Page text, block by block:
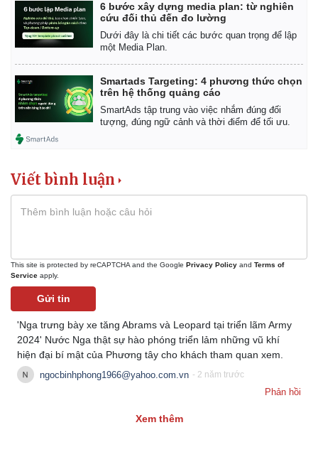
6 bước xây dựng media plan: từ nghiên
cứu đối thủ đến đo lường
Dưới đây là chi tiết các bước quan trọng để lập
một Media Plan.
Smartads Targeting: 4 phương thức chọn
trên hệ thống quảng cáo
SmartAds tập trung vào việc nhắm đúng đối
tượng, đúng ngữ cảnh và thời điểm để tối ưu.
Viết bình luận
This site is protected by reCAPTCHA and the Google Privacy Policy and Terms of
Service apply.
Gửi tin
'Nga trưng bày xe tăng Abrams và Leopard tại triển lãm Army
2024' Nước Nga thật sự hào phóng triển lảm những vũ khí
hiện đại bí mật của Phương tây cho khách tham quan xem.
ngocbinhphong1966@yahoo.com.vn - 2 năm trước
Phản hồi
Xem thêm